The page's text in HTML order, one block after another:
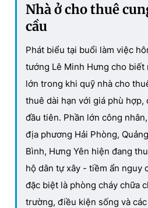
Nhà ở cho thuê
cầu
Phát biểu tại buổi làm việc
tướng Lê Minh Hưng cho biết
lớn trong khi quỹ nhà cho
thuê dài hạn với giá phù hợp,
đầu tiên. Phần lớn công
địa phương Hải Phòng,
Bình, Hưng Yên hiện đang
hộ dân tự xây - tiềm ẩn nguy
đặc biệt là phòng cháy chữa
trường, điều kiện sống và